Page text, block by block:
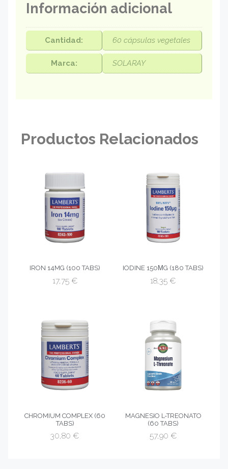
Información adicional
Cantidad: 60 cápsulas vegetales
Marca: SOLARAY
Productos Relacionados
IRON 14MG (100 TABS)
17,75 €
IODINE 150ΜG (180 TABS)
18,35 €
CHROMIUM COMPLEX (60
TABS)
30,80 €
MAGNESIO L-TREONATO
(60 TABS)
57,90 €